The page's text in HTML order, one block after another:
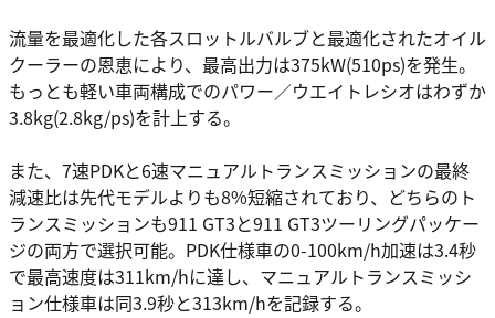
流量を最適化した各スロットルバルブと最適化されたオイル
クーラーの恩恵により、最高出力は375kW(510ps)を発生。
もっとも軽い車両構成でのパワー／ウエイトレシオはわずか
3.8kg(2.8kg/ps)を計上する。
また、7速PDKと6速マニュアルトランスミッションの最終
減速比は先代モデルよりも8%短縮されており、どちらのト
ランスミッションも911 GT3と911 GT3ツーリングパッケー
ジの両方で選択可能。PDK仕様車の0-100km/h加速は3.4秒
で最高速度は311km/hに達し、マニュアルトランスミッシ
ョン仕様車は同3.9秒と313km/hを記録する。